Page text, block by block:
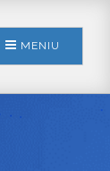
MENIU